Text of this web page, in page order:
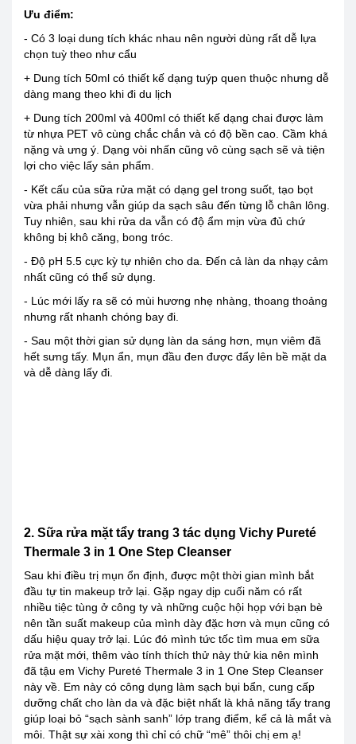
Ưu điểm:
- Có 3 loại dung tích khác nhau nên người dùng rất dễ lựa
chọn tuỳ theo như cẩu
+ Dung tích 50ml có thiết kế dạng tuýp quen thuộc nhưng dễ
dàng mang theo khi đi du lịch
+ Dung tích 200ml và 400ml có thiết kế dạng chai được làm
từ nhựa PET vô cùng chắc chắn và có độ bền cao. Cầm khá
nặng và ưng ý. Dạng vòi nhấn cũng vô cùng sạch sẽ và tiện
lợi cho việc lấy sản phẩm.
- Kết cấu của sữa rửa mặt có dạng gel trong suốt, tạo bọt
vừa phải nhưng vẫn giúp da sạch sâu đến từng lỗ chân lông.
Tuy nhiên, sau khi rửa da vẫn có độ ẩm mịn vừa đủ chứ
không bị khô căng, bong tróc.
- Độ pH 5.5 cực kỳ tự nhiên cho da. Đến cả làn da nhạy cảm
nhất cũng có thể sử dụng.
- Lúc mới lấy ra sẽ có mùi hương nhẹ nhàng, thoang thoảng
nhưng rất nhanh chóng bay đi.
- Sau một thời gian sử dụng làn da sáng hơn, mụn viêm đã
hết sưng tấy. Mụn ẩn, mụn đầu đen được đẩy lên bề mặt da
và dễ dàng lấy đi.
2. Sữa rửa mặt tẩy trang 3 tác dụng Vichy Pureté
Thermale 3 in 1 One Step Cleanser
Sau khi điều trị mụn ổn định, được một thời gian mình bắt
đầu tự tin makeup trở lại. Gặp ngay dịp cuối năm có rất
nhiều tiệc tùng ở công ty và những cuộc hội họp với bạn bè
nên tần suất makeup của mình dày đặc hơn và mụn cũng có
dấu hiệu quay trở lại. Lúc đó mình tức tốc tìm mua em sữa
rửa mặt mới, thêm vào tính thích thử này thử kia nên mình
đã tậu em Vichy Pureté Thermale 3 in 1 One Step Cleanser
này về. Em này có công dụng làm sạch bụi bẩn, cung cấp
dưỡng chất cho làn da và đặc biệt nhất là khả năng tẩy trang
giúp loại bỏ “sạch sành sanh” lớp trang điểm, kể cả là mắt và
môi. Thật sự xài xong thì chỉ có chữ “mê” thôi chị em ạ!